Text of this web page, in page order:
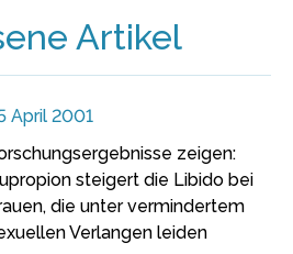
Artikel
April 2001
zeigen:
steigert die Libido bei
die unter vermindertem
Verlangen leiden